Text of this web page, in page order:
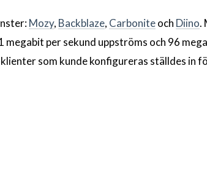
Mozy, Backblaze, Carboniteoch Diino.
per sekund uppströms och 96
klienter som kunde konfigureras ställdes in